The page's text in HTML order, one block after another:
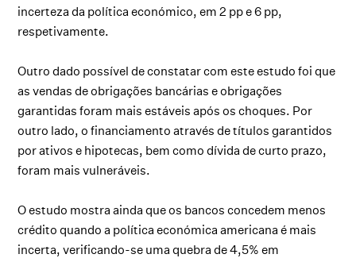
incerteza da política económico, em 2 pp e 6 pp,
respetivamente.
Outro dado possível de constatar com este estudo foi que
as vendas de obrigações bancárias e obrigações
garantidas foram mais estáveis após os choques. Por
outro lado, o financiamento através de títulos garantidos
por ativos e hipotecas, bem como dívida de curto prazo,
foram mais vulneráveis.
O estudo mostra ainda que os bancos concedem menos
crédito quando a política económica americana é mais
incerta, verificando-se uma quebra de 4,5% em